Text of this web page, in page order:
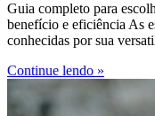
Guia completo para
benefício e eficiência As
conhecidas por sua
Continue lendo »